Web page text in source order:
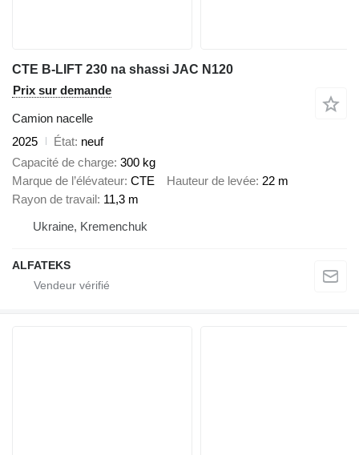
CTE B-LIFT 230 na shassi JAC N120
Prix sur demande
Camion nacelle
2025
État neuf
Capacité de charge 300 kg
Marque de l’élévateur CTE Hauteur de levée 22 m
Rayon de travail 11,3 m
Ukraine, Kremenchuk
ALFATEKS